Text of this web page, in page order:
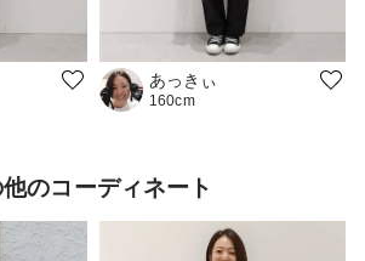
あっきぃ
160cm
のコーディネート